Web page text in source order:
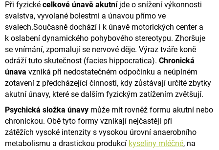
Při fyzické celkové únavě akutní jde o snížení výkonnosti
svalstva, vyvolané bolestmi a únavou přímo ve
svalech.Současně dochází i k únavě motorických center a
k oslabení dynamického pohybového stereotypu. Zhoršuje
se vnímání, zpomalují se nervové děje. Výraz tváře koně
odráží tuto skutečnost (facies hippocratica). Chronická
únava vzniká při nedostatečném odpočinku a neúplném
zotavení z předcházející činnosti, kdy zůstávají určité zbytky
akutní únavy, které se dalším fyzickým zatížením zvětšují.
Psychická složka únavy může mít rovněž formu akutní nebo
chronickou. Obě tyto formy vznikají nejčastěji při
zátěžích vysoké intenzity s vysokou úrovní anaerobního
metabolismu a drastickou produkcí kyseliny mléčné, na
B
-
100
-
300
DENNÍCH
DÁVEK
Kč